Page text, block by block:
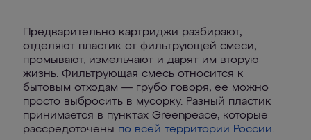
Предварительно картриджи разбирают,
отделяют пластик от фильтрующей смеси,
промывают, измельчают и дарят им вторую
жизнь. Фильтрующая смесь относится к
бытовым отходам — грубо говоря, ее можно
просто выбросить в мусорку. Разный пластик
принимается в пунктах Greenpeace, которые
рассредоточены по всей территории России.